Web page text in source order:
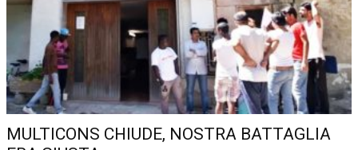
MULTICONS CHIUDE, NOSTRA BATTAGLIA